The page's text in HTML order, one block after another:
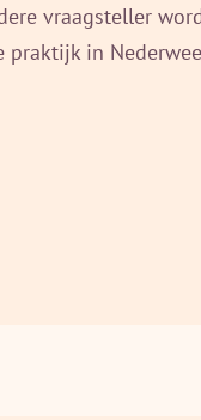
vraagsteller
praktijk in